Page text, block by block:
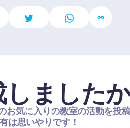
ました
お気に入りの教室の活動を投
は思いやりです！